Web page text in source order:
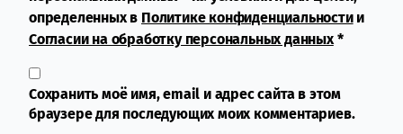
определенных в Политике конфиденциальностии
Согласии на обработку персональных данных*
Сохранить моё имя, email и адрес сайта в этом
браузере для последующих моих комментариев.